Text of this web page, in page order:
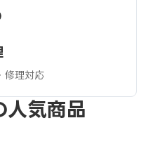
修理対応
気商品